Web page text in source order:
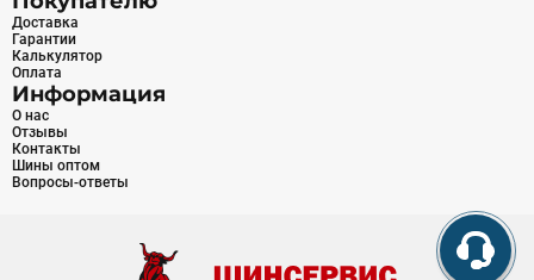
Доставка
Гарантии
Калькулятор
Оплата
Информация
О нас
Отзывы
Контакты
Шины оптом
Вопросы-ответы